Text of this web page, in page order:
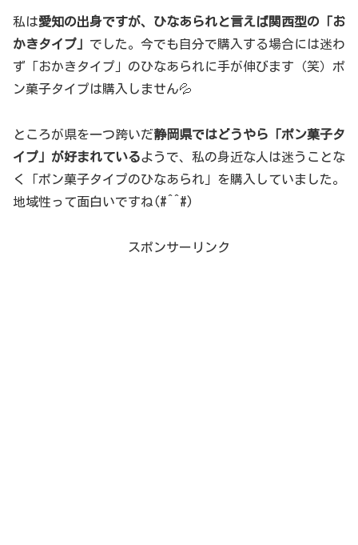
私は愛知の出身ですが、ひなあられと言えば関西型の「お
かきタイプ」 でした。今でも自分で購入する場合には迷わ
ず「おかきタイプ」のひなあられに手が伸びます（笑）ポ
ン菓子タイプは購入しません💦
ところが県を一つ跨いだ静岡県ではどうやら「ポン菓子タ
イプ」が好まれているようで、私の身近な人は迷うことな
く「ポン菓子タイプのひなあられ」を購入していました。
地域性って面白いですね(#^^#)
スポンサーリンク